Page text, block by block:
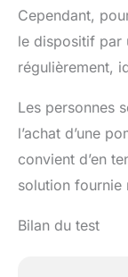
Cependant,
le dispositif par
régulièrement,
Les personnes
l’achat d’une
convient d’en
solution fournie
Bilan du test